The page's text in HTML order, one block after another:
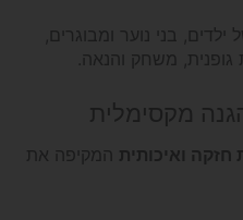
בני נוער ומבוגרים,
גופנית, משחק והנאה.
מקסימלית
ואיכותית המקיפה את